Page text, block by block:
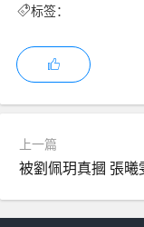
标签：
上一篇